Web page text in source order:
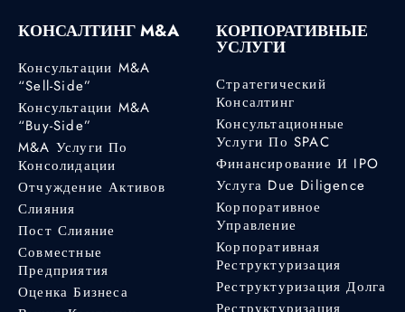
КОНСАЛТИНГ M&A
Консультации M&A
“Sell-Side”
Консультации M&A
“Buy-Side”
M&A Услуги По
Консолидации
Отчуждение Активов
Слияния
Пост Слияние
Совместные
Предприятия
Оценка Бизнеса
КОРПОРАТИВНЫЕ
УСЛУГИ
Стратегический
Консалтинг
Консультационные
Услуги По SPAC
Финансирование И IPO
Услуга Due Diligence
Корпоративное
Управление
Корпоративная
Реструктуризация
Реструктуризация Долга